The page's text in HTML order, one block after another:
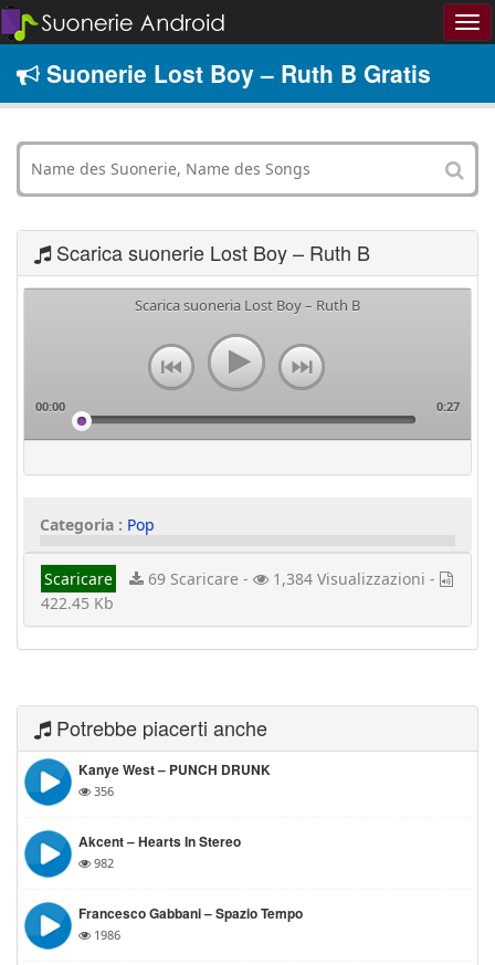
Suonerie Lost Boy – Ruth B Gratis
Scarica suonerie Lost Boy – Ruth B
Scarica suoneria Lost Boy – Ruth B
00:00 0:27
Categoria : Pop
Scaricare 69 Scaricare -
1,384 Visualizzazioni -
422.45 Kb
Potrebbe piacerti anche
Kanye West – PUNCH DRUNK
356
Akcent – Hearts In Stereo
982
Francesco Gabbani – Spazio Tempo
1986